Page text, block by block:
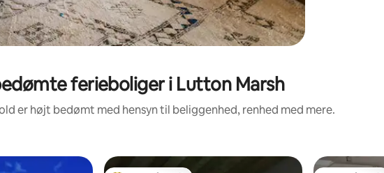
ferieboliger i Lutton Marsh
er højt bedømt med hensyn til beliggenhed, renhed med mere.